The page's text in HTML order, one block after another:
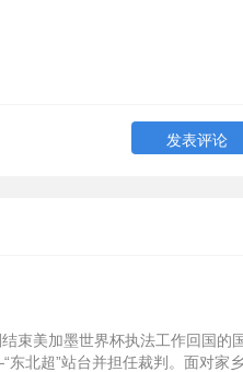
束美加墨世界杯执法工作回国的
北超”站台并担任裁判。面对家